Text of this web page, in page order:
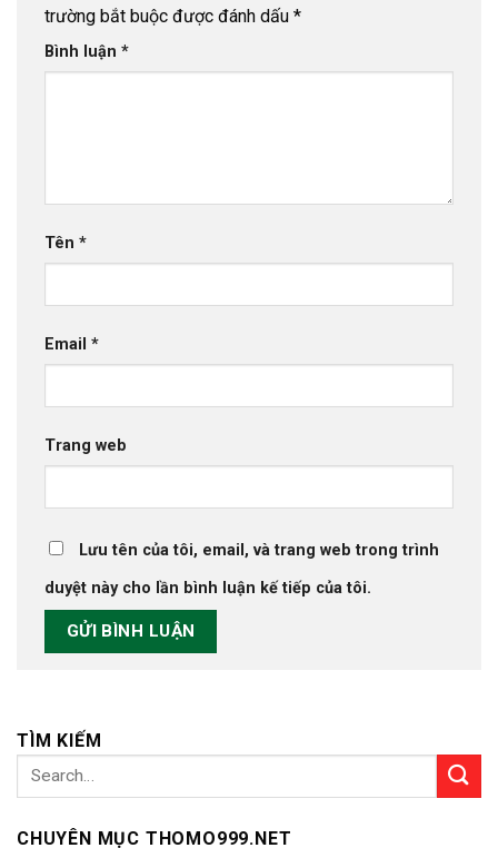
trường bắt buộc được đánh dấu *
Bình luận *
Tên *
Email *
Trang web
Lưu tên của tôi, email, và trang web trong trình
duyệt này cho lần bình luận kế tiếp của tôi.
TÌM KIẾM
CHUYÊN MỤC THOMO999.NET